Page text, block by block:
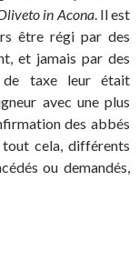
in Acona. Il est
être régi par des
et jamais par des
de taxe leur était
avec une plus
des abbés
tout cela, différents
ou demandés,